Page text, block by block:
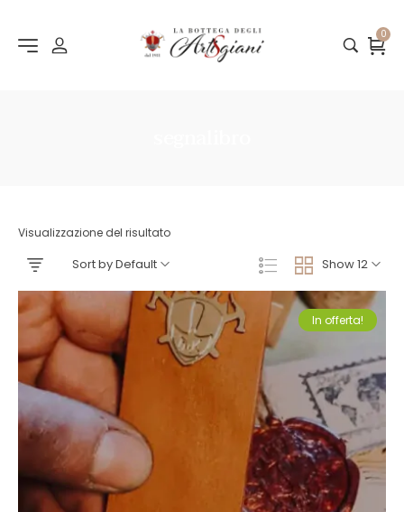
0
Visualizzazione del risultato
Show 12
Sort by Default
In offerta!